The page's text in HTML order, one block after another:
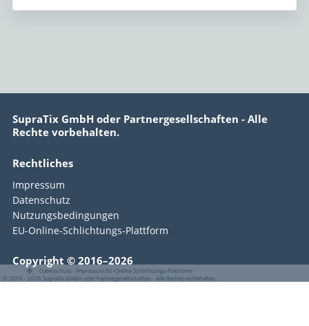
SupraTix GmbH oder Partnergesellschaften - Alle
Rechte vorbehalten.
Rechtliches
Impressum
Datenschutz
Nutzungsbedingungen
EU-Online-Schlichtungs-Plattform
Copyright © 2016–2026
Datenschutz Impressum EU-Online-Schlichtungs-Plattform
© 2016 - 2026 SupraTix GmbH oder Partnergesellschaften - Alle Rechte vorbehalten.